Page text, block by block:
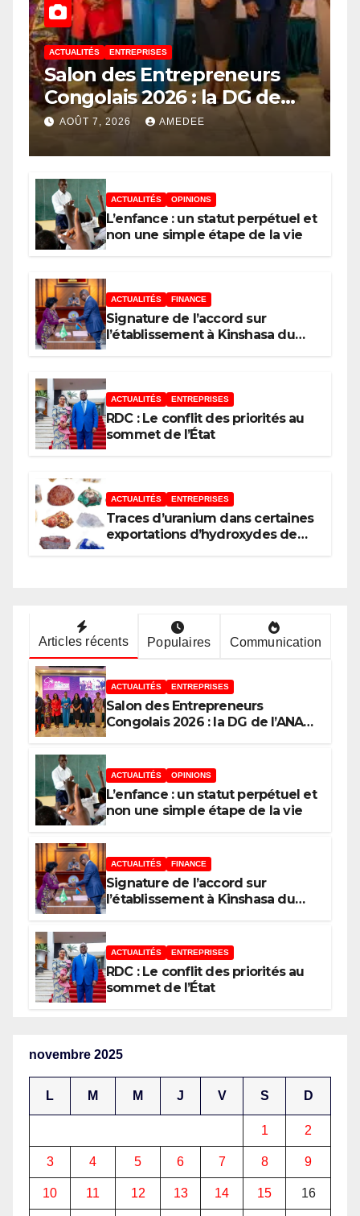
ACTUALITÉS ENTREPRISES
Salon des Entrepreneurs
Congolais 2026 : la DG de
l’ANAPI Rachel PUNGU
mobilise les investisseurs
RDC, destination phare de
l’investissement en Afrique
AOÛT 7, 2026 AMEDEE
ACTUALITÉS OPINIONS
L’enfance : un statut perpétuel et
non une simple étape de la vie
ACTUALITÉS FINANCE
Signature de l’accord sur
l’établissement à Kinshasa du
pour le développement de
l’Afrique (AUDA-NEPAD)
ACTUALITÉS ENTREPRISES
RDC : Le conflit des priorités au
sommet de l’État
ACTUALITÉS ENTREPRISES
Traces d’uranium dans certaines
exportations d’hydroxydes de
Articles récents Populaires Communication
ACTUALITÉS ENTREPRISES
Salon des Entrepreneurs
Congolais 2026 : la DG de l’ANAPI
l’ambition d’une RDC, destination
phare de l’investissement en
Afrique
ACTUALITÉS OPINIONS
L’enfance : un statut perpétuel et
non une simple étape de la vie
ACTUALITÉS FINANCE
Signature de l’accord sur
l’établissement à Kinshasa du
africaine–Nouveau Partenariat
pour le développement de
l’Afrique (AUDA-NEPAD)
ACTUALITÉS ENTREPRISES
RDC : Le conflit des priorités au
sommet de l’État
novembre 2025
L M M J V S D
1 2
3 4 5 6 7 8 9
10 11 12 13 14 15 16